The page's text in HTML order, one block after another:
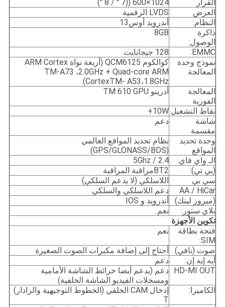
القرار
1024×600 ((7 ′′ / 8 ′′)
العرض
LVDS الرقمية
النظام:
أندرويد أوس13
ذاكرة
الوصول:
8GB
EMMC:
128 جيجابايت
نموذج وحدة
المعالجة
كوالكوم QCM6125 (أربعة نواة ARM Cortex
TM-A73 ،2.0GHz + Quad-core ARM
CortexTM- A53،1.8GHz)
المعالجة
الفورية
أدرينو TM 610 GPU
نقاط التشغيل 10W+
شاشة
مقسمة
دعم
وحدة تحديد
المواقع
نظام تحديد المواقع العالمي
(GPS/GLONASS/BDS)
الـ واي فاي:
2.4 / 5Ghz
(بي تي):
BT2مراقبة المراقبة
سي بي
اللاسلكي (لا يدعم السلكي)
AA / HiCar
دعم اللاسلكي والسلكي
(ميرور لينك)
أندرويد و IOS
بلاي ستور:
نعم..
تكوين الأجهزة
فتحة بطاقة
SIM:
نعم
صوت (نافي)
أحتاج إلى إضافة مكبرات الصوت الصغيرة
أيه إيه إن:
دعم
HD-MI OUT
دعم (يدعم أيضا خرائط الشاشة الأمامية
ومسجلات الفيديو الشاشة الخلفية)
الكاميرا:
إدخال CAM الخلفي (الخطوط التوجيهية والرادار)
T